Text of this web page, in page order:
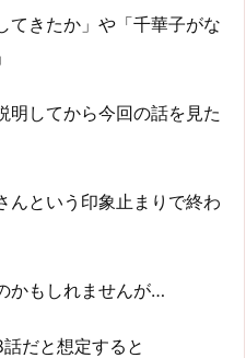
てきたか」や「千華子がな
明してから今回の話を見た
んという印象止まりで終わ
かもしれませんが…
だと想定すると